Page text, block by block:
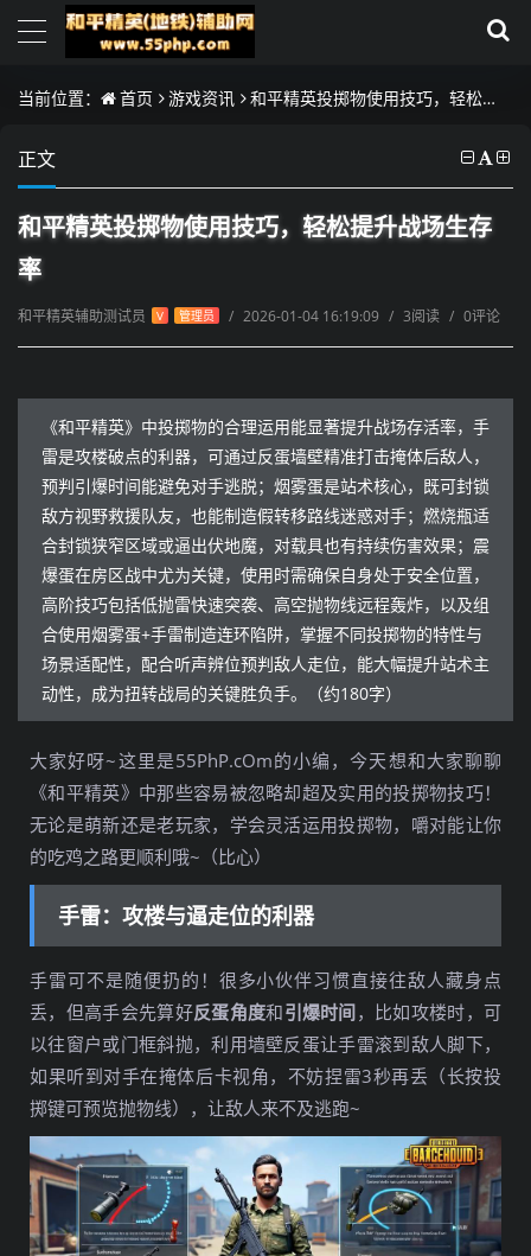
当前位置： 首页 游戏资讯 和平精英投掷物使用技巧，轻松提升战场生存率
正文
和平精英投掷物使用技巧，轻松提升战场生存
率
和平精英辅助测试员 V 管理员 / 2026-01-04 16:19:09 / 3阅读 / 0评论
《和平精英》中投掷物的合理运用能显著提升战场存活率，手
雷是攻楼破点的利器，可通过反蛋墙壁精准打击掩体后敌人，
预判引爆时间能避免对手逃脱；烟雾蛋是站术核心，既可封锁
敌方视野救援队友，也能制造假转移路线迷惑对手；燃烧瓶适
合封锁狭窄区域或逼出伏地魔，对载具也有持续伤害效果；震
爆蛋在房区战中尤为关键，使用时需确保自身处于安全位置，
高阶技巧包括低抛雷快速突袭、高空抛物线远程轰炸，以及组
合使用烟雾蛋+手雷制造连环陷阱，掌握不同投掷物的特性与
场景适配性，配合听声辨位预判敌人走位，能大幅提升站术主
动性，成为扭转战局的关键胜负手。（约180字）
大家好呀~这里是55PhP.cOm的小编，今天想和大家聊聊
《和平精英》中那些容易被忽略却超及实用的投掷物技巧！
无论是萌新还是老玩家，学会灵活运用投掷物，嚼对能让你
的吃鸡之路更顺利哦~（比心）
手雷：攻楼与逼走位的利器
手雷可不是随便扔的！很多小伙伴习惯直接往敌人藏身点
丢，但高手会先算好反蛋角度和引爆时间 ，比如攻楼时，可
以往窗户或门框斜抛，利用墙壁反蛋让手雷滚到敌人脚下，
如果听到对手在掩体后卡视角，不妨捏雷3秒再丢（长按投
掷键可预览抛物线），让敌人来不及逃跑~